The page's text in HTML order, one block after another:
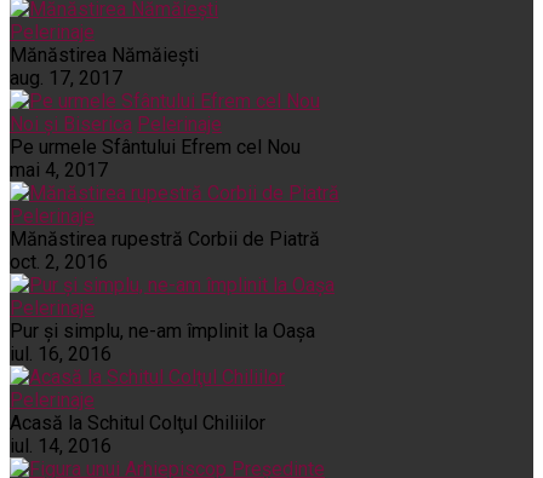
Pelerinaje
Mănăstirea Nămăiești
aug. 17, 2017
Noi și Biserica Pelerinaje
Pe urmele Sfântului Efrem cel Nou
mai 4, 2017
Pelerinaje
Mănăstirea rupestră Corbii de Piatră
oct. 2, 2016
Pelerinaje
Pur şi simplu, ne-am împlinit la Oaşa
iul. 16, 2016
Pelerinaje
Acasă la Schitul Colţul Chiliilor
iul. 14, 2016